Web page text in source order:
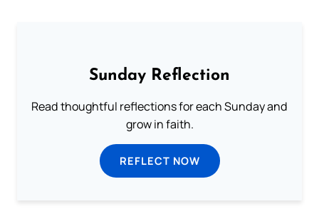
Sunday Reflection
Read thoughtful reflections for each Sunday and
grow in faith.
REFLECT NOW